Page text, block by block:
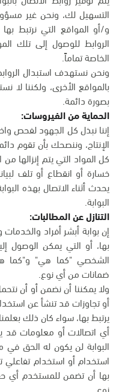
التسهيل لك، ونحن غير
و/أو المواقع التي نرتبط
الروابط للوصول إلى تلك
الخاصة تماماً.
ونحن نستهدف استبدال
بالمواقع الأخرى، ولكننا
بصورة دائمة.
الحماية من الفيروسات:
إننا نبذل كل الجهود لفحص
الإنتاج، وننصحك بأن تقوم
كل المواد التي يتم إنزالها
خسارة أو انقطاع أو تلف
يحدث أثناء الاتصال بهذه
البوابة.
التنازل عن المطالبات:
إن بوابة أبشر أفراد
بها، أو التي يمكن الوصول
الشخصي "كما هي" و"كما
ضمانات من أي نوع.
ولا يمكننا أن نضمن أو أن
أو تجاوزات قد تنشأ عن
يرتبط بها، سواء كان ذلك
أي اتصالات أو معلومات قد
البوابة لن يكون له الحق
استخدام أو استخدام تفاعلي
بها أن تضمن للمستخدم أي
نوع.